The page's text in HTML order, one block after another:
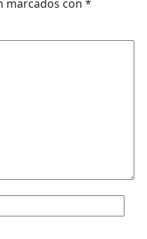
marcados con *